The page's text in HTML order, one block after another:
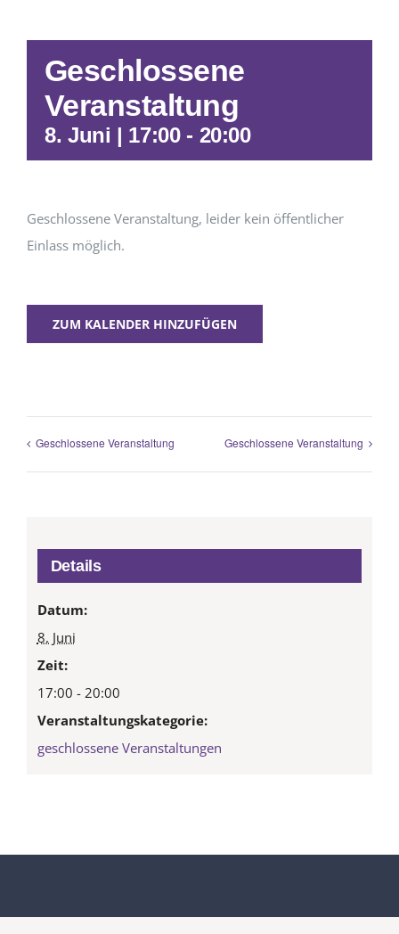
Geschlossene
Veranstaltung
8. Juni | 17:00- 20:00
Geschlossene Veranstaltung, leider kein öffentlicher
Einlass möglich.
ZUM KALENDER HINZUFÜGEN
Geschlossene Veranstaltung Geschlossene Veranstaltung
Details
Datum:
8. Juni
Zeit:
17:00 - 20:00
Veranstaltungskategorie:
geschlossene Veranstaltungen